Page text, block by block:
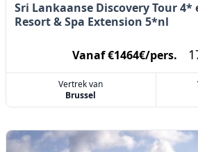
Sri Lankaanse Discovery Tour 4*
Resort & Spa Extension 5*nl
Vanaf €1464€/pers.
Vertrek van
Brussel